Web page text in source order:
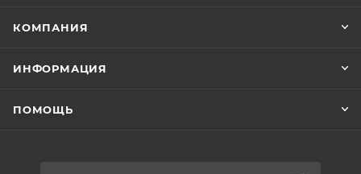
КОМПАНИЯ
ИНФОРМАЦИЯ
ПОМОЩЬ